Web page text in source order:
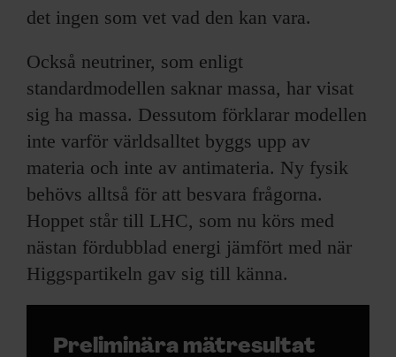
det ingen som vet vad den kan vara.
Också neutriner, som enligt
standardmodellen saknar massa, har visat
sig ha massa. Dessutom förklarar modellen
inte varför världsalltet byggs upp av
materia och inte av antimateria. Ny fysik
behövs alltså för att besvara frågorna.
Hoppet står till LHC, som nu körs med
nästan fördubblad energi jämfört med när
Higgspartikeln gav sig till känna.
Preliminära mätresultat